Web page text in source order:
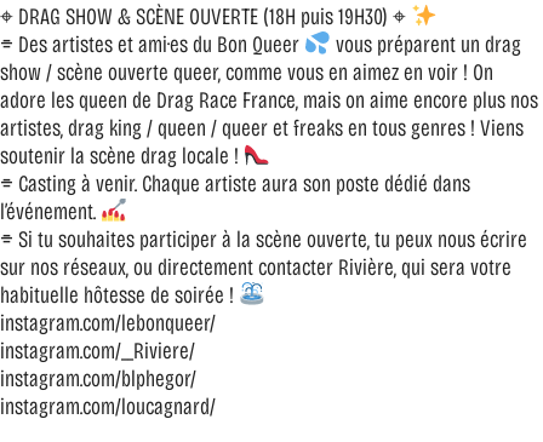
⌖ DRAG SHOW & SCÈNE OUVERTE (18H puis 19H30) ⌖
⌯ Des artistes et ami·es du Bon Queer
vous préparent un drag
show / scène ouverte queer, comme vous en aimez en voir ! On
adore les queen de Drag Race France, mais on aime encore plus nos
artistes, drag king / queen / queer et freaks en tous genres ! Viens
soutenir la scène drag locale !
⌯ Casting à venir. Chaque artiste aura son poste dédié dans
l’événement.
⌯ Si tu souhaites participer à la scène ouverte, tu peux nous écrire
sur nos réseaux, ou directement contacter Rivière, qui sera votre
habituelle hôtesse de soirée !
instagram.com/lebonqueer/
instagram.com/__Riviere/
instagram.com/blphegor/
instagram.com/loucagnard/